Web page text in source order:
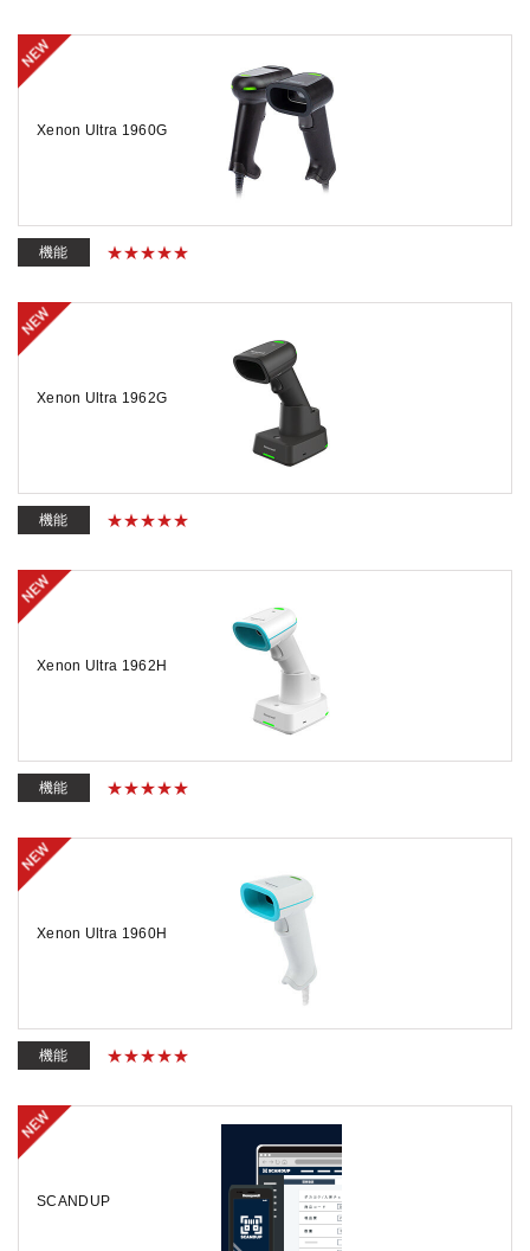
Xenon Ultra 1960G
機能
Xenon Ultra 1962G
機能
Xenon Ultra 1962H
機能
Xenon Ultra 1960H
機能
SCANDUP